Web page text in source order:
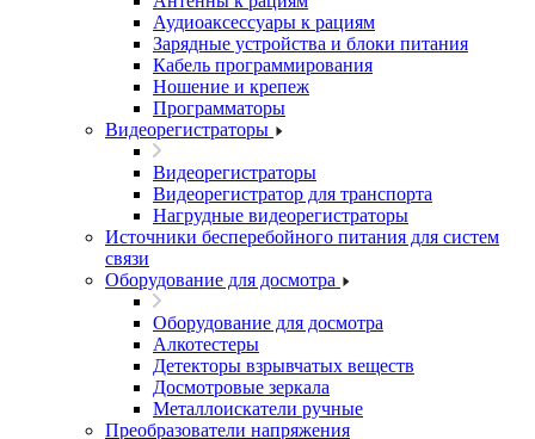
Аудиоаксессуары к рациям
Зарядные устройства и блоки питания
Кабель программирования
Ношение и крепеж
Программаторы
Видеорегистраторы
Видеорегистраторы
Видеорегистратор для транспорта
Нагрудные видеорегистраторы
Источники бесперебойного питания для систем
связи
Оборудование для досмотра
Оборудование для досмотра
Алкотестеры
Детекторы взрывчатых веществ
Досмотровые зеркала
Металлоискатели ручные
Преобразователи напряжения